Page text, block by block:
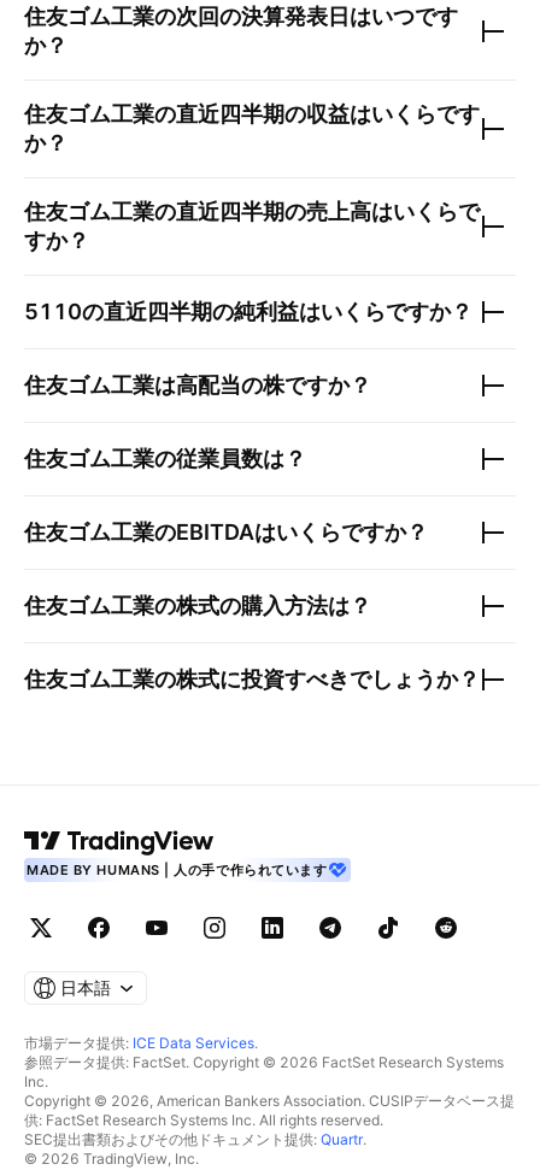
住友ゴム工業の次回の決算発表日はいつです
か？
住友ゴム工業の直近四半期の収益はいくらです
か？
住友ゴム工業の直近四半期の売上高はいくらで
すか？
5110の直近四半期の純利益はいくらですか？
住友ゴム工業は高配当の株ですか？
住友ゴム工業の従業員数は？
住友ゴム工業のEBITDAはいくらですか？
住友ゴム工業の株式の購入方法は？
住友ゴム工業の株式に投資すべきでしょうか？
MADE BY HUMANS | 人の手で作られています
日本語
市場データ提供: ICE Data Services.
参照データ提供: FactSet. Copyright © 2026 FactSet Research Systems
Inc.
Copyright © 2026, American Bankers Association. CUSIPデータベース提
供: FactSet Research Systems Inc. All rights reserved.
SEC提出書類およびその他ドキュメント提供: Quartr.
© 2026 TradingView, Inc.